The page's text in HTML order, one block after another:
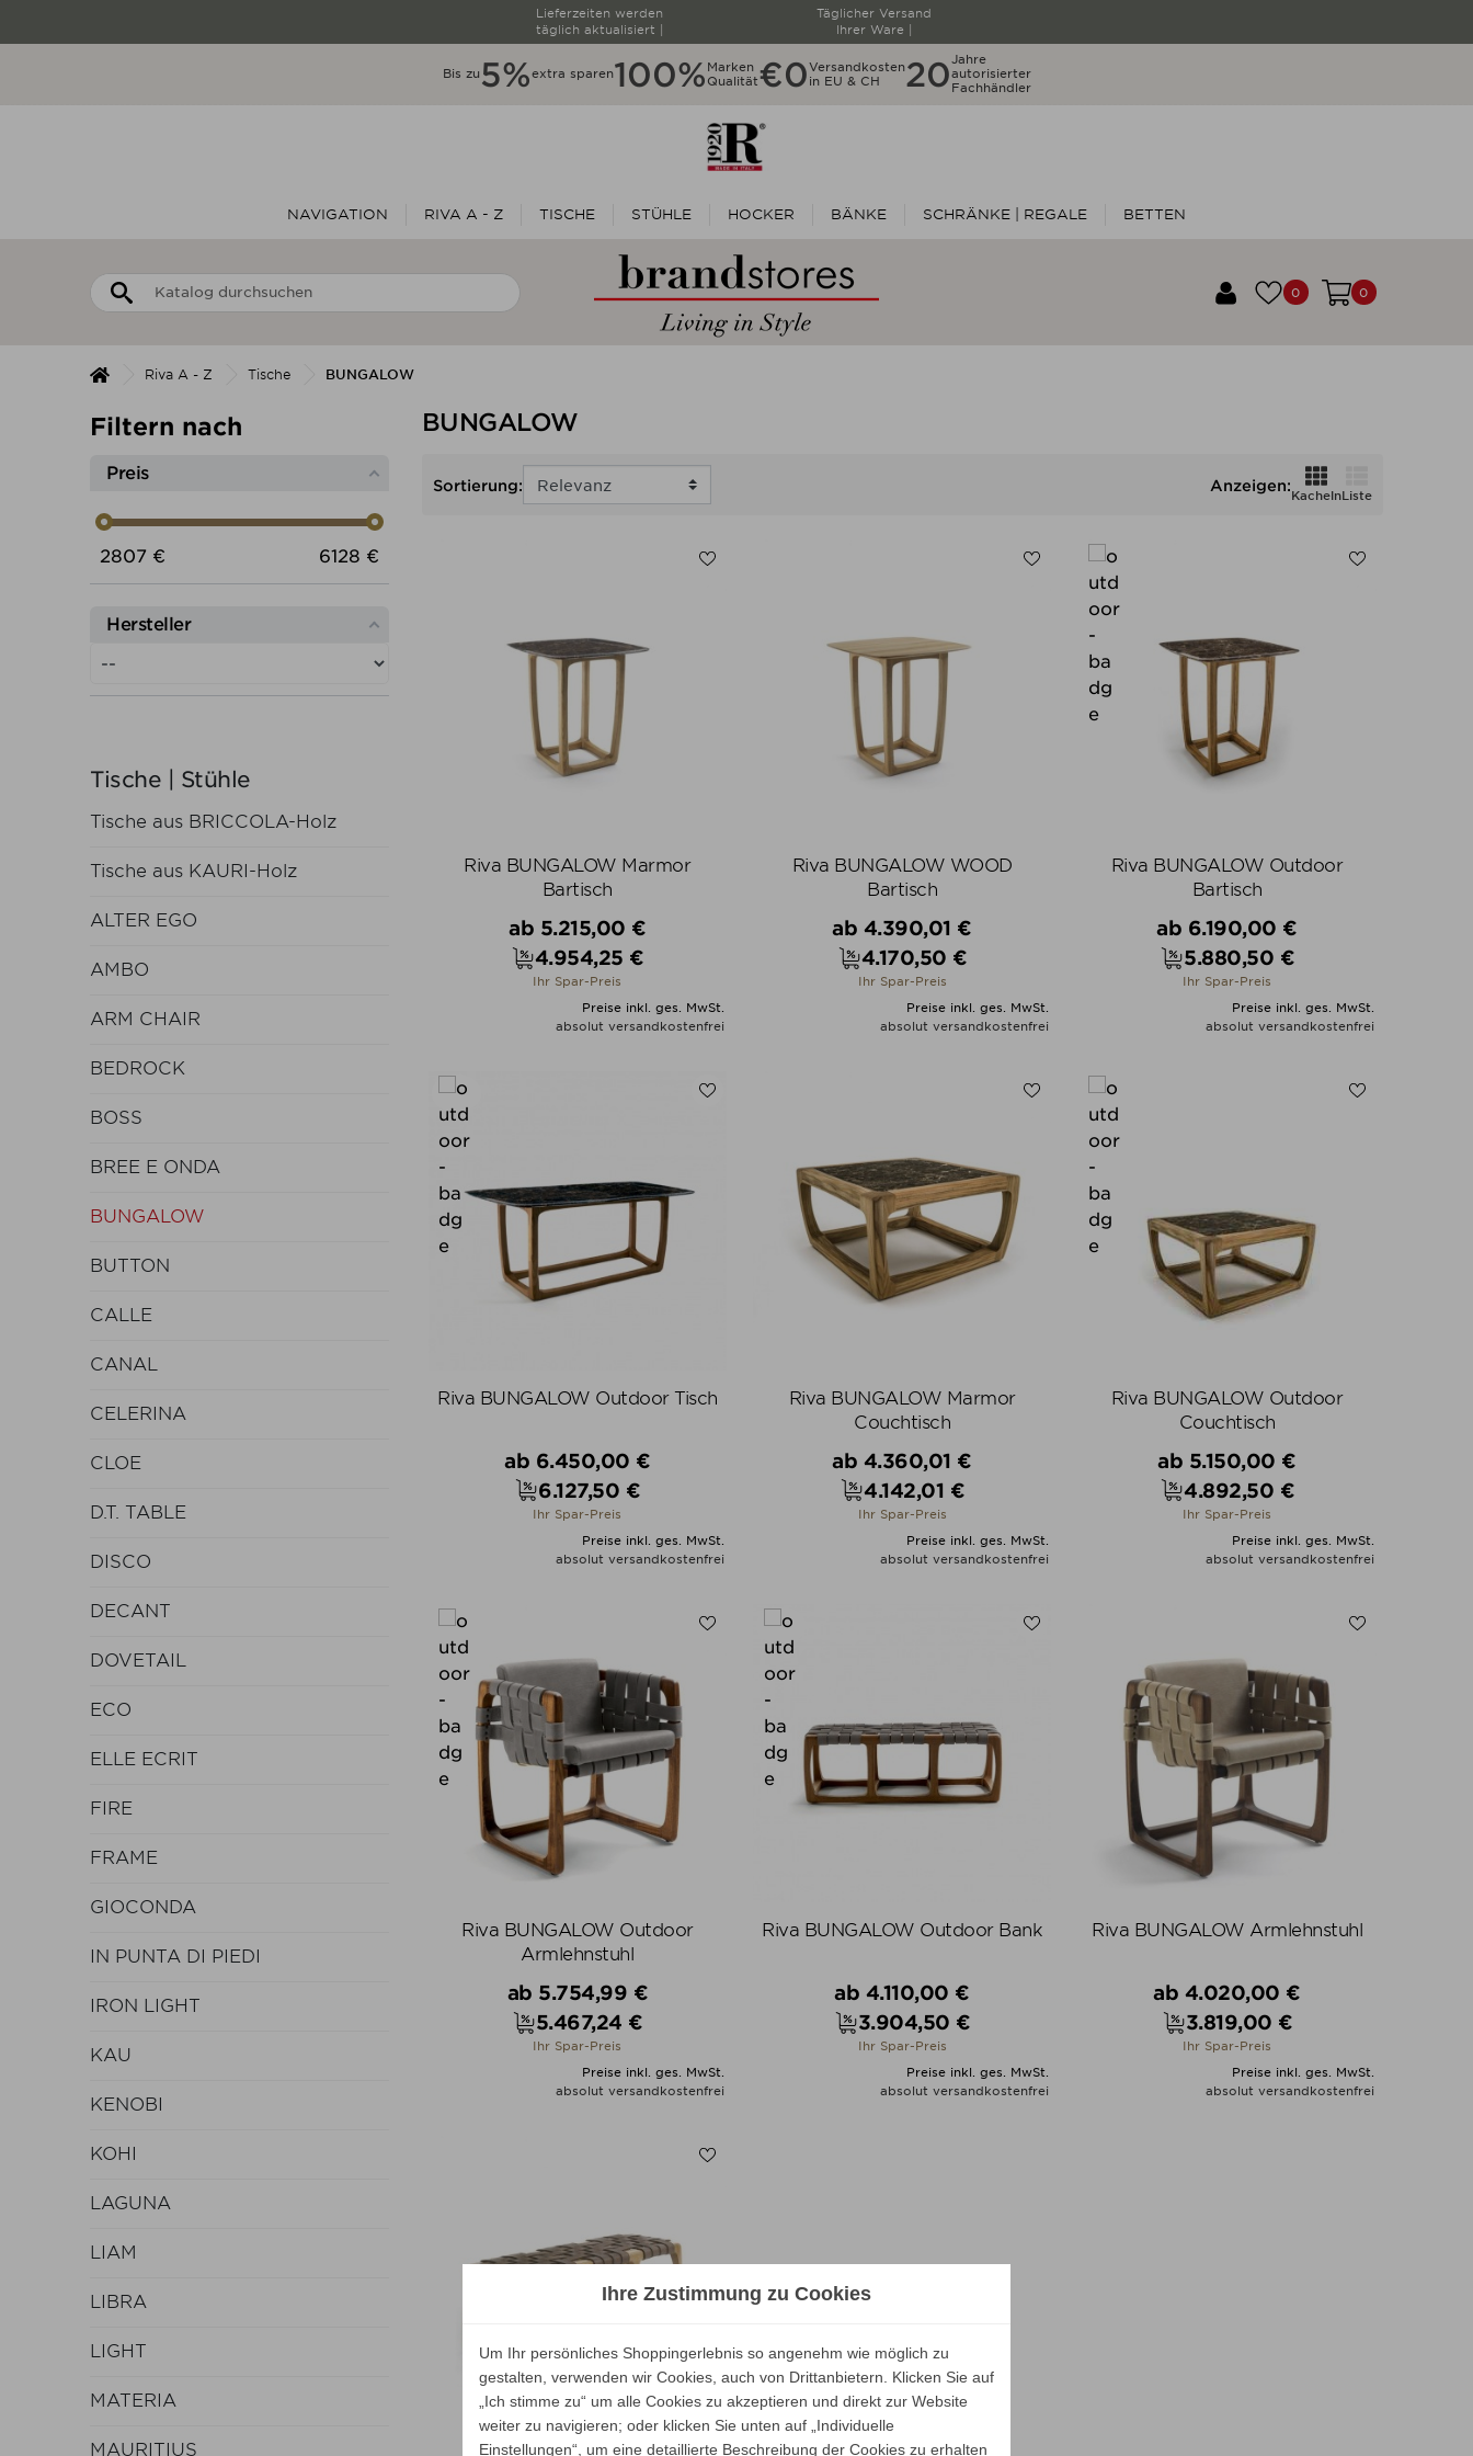
Lieferzeiten werden
täglich aktualisiert |
Täglicher Versand
Ihrer Ware |
Bis zu 5%extra sparen100% Marken
Qualität€0Versandkosten
in EU & CH
20Jahre
autorisierter
Fachhändler
NAVIGATION RIVA A - Z TISCHE STÜHLE HOCKER BÄNKE SCHRÄNKE | REGALE BETTEN
0 0
Riva A - Z Tische BUNGALOW
Filtern nach
Preis
Preis von
2807 € Preis bis
6128 €
Hersteller
Tische | Stühle
Tische aus BRICCOLA-Holz
Tische aus KAURI-Holz
ALTER EGO
AMBO
ARM CHAIR
BEDROCK
BOSS
BREE E ONDA
BUNGALOW
BUTTON
CALLE
CANAL
CELERINA
CLOE
D.T. TABLE
DISCO
DECANT
DOVETAIL
ECO
ELLE ECRIT
FIRE
FRAME
GIOCONDA
IN PUNTA DI PIEDI
IRON LIGHT
KAU
KENOBI
KOHI
LAGUNA
LIAM
LIBRA
LIGHT
MATERIA
MAURITIUS
BUNGALOW
Sortierung: Anzeigen:
KachelnListe
Riva BUNGALOW Marmor
Bartisch
Verkaufspreis
ab 5.215,00 €
Preis
4.954,25 €
Ihr Spar-Preis
Preise inkl. ges. MwSt.
absolut versandkostenfrei
Riva BUNGALOW WOOD
Bartisch
Verkaufspreis
ab 4.390,01 €
Preis
4.170,50 €
Ihr Spar-Preis
Preise inkl. ges. MwSt.
absolut versandkostenfrei
Riva BUNGALOW Outdoor
Bartisch
Verkaufspreis
ab 6.190,00 €
Preis
5.880,50 €
Ihr Spar-Preis
Preise inkl. ges. MwSt.
absolut versandkostenfrei
Riva BUNGALOW Outdoor Tisch
Verkaufspreis
ab 6.450,00 €
Preis
6.127,50 €
Ihr Spar-Preis
Preise inkl. ges. MwSt.
absolut versandkostenfrei
Riva BUNGALOW Marmor
Couchtisch
Verkaufspreis
ab 4.360,01 €
Preis
4.142,01 €
Ihr Spar-Preis
Preise inkl. ges. MwSt.
absolut versandkostenfrei
Riva BUNGALOW Outdoor
Couchtisch
Verkaufspreis
ab 5.150,00 €
Preis
4.892,50 €
Ihr Spar-Preis
Preise inkl. ges. MwSt.
absolut versandkostenfrei
Riva BUNGALOW Outdoor
Armlehnstuhl
Verkaufspreis
ab 5.754,99 €
Preis
5.467,24 €
Ihr Spar-Preis
Preise inkl. ges. MwSt.
absolut versandkostenfrei
Riva BUNGALOW Outdoor Bank
Verkaufspreis
ab 4.110,00 €
Preis
3.904,50 €
Ihr Spar-Preis
Preise inkl. ges. MwSt.
absolut versandkostenfrei
Riva BUNGALOW Armlehnstuhl
Verkaufspreis
ab 4.020,00 €
Preis
3.819,00 €
Ihr Spar-Preis
Preise inkl. ges. MwSt.
absolut versandkostenfrei
Ihre Zustimmung zu Cookies
Um Ihr persönliches Shoppingerlebnis so angenehm wie möglich zu
gestalten, verwenden wir Cookies, auch von Drittanbietern. Klicken Sie auf
„Ich stimme zu“ um alle Cookies zu akzeptieren und direkt zur Website
weiter zu navigieren; oder klicken Sie unten auf „Individuelle
Einstellungen“, um eine detaillierte Beschreibung der Cookies zu erhalten